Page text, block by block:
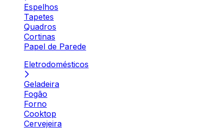
Espelhos
Tapetes
Quadros
Cortinas
Papel de Parede
Eletrodomésticos
Geladeira
Fogão
Forno
Cooktop
Cervejeira